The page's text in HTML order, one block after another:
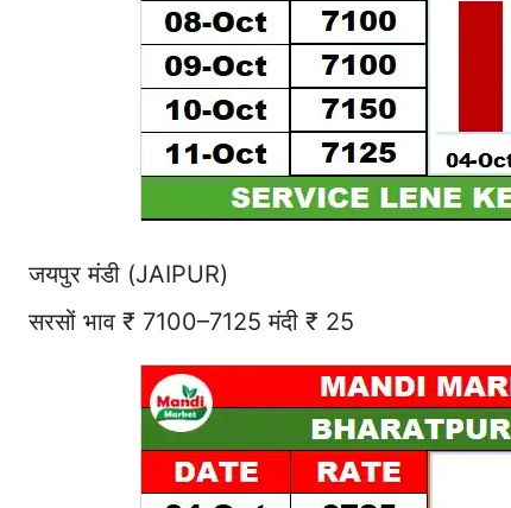
जयपुर मंडी (JAIPUR)
सरसों भाव ₹ 7100–7125 मंदी ₹ 25